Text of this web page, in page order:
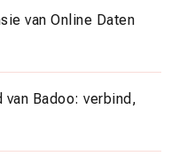
van Online Daten
Badoo: verbind,